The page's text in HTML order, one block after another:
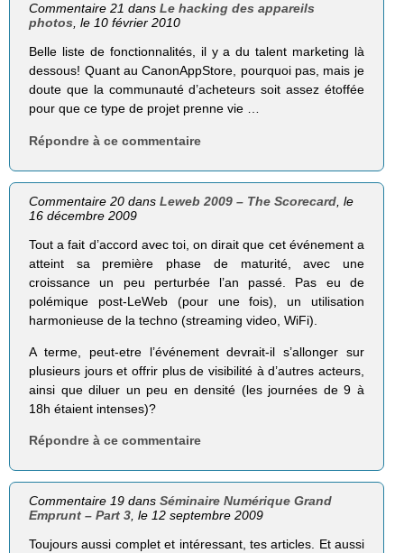
Commentaire 21 dansLe hacking des appareils
photos, le 10 février 2010
Belle liste de fonctionnalités, il y a du talent marketing là
dessous! Quant au CanonAppStore, pourquoi pas, mais je
doute que la communauté d’acheteurs soit assez étoffée
pour que ce type de projet prenne vie …
Répondre à ce commentaire
Commentaire 20 dansLeweb 2009 – The Scorecard , le
16 décembre 2009
Tout a fait d’accord avec toi, on dirait que cet événement a
atteint sa première phase de maturité, avec une
croissance un peu perturbée l’an passé. Pas eu de
polémique post-LeWeb (pour une fois), un utilisation
harmonieuse de la techno (streaming video, WiFi).
A terme, peut-etre l’événement devrait-il s’allonger sur
plusieurs jours et offrir plus de visibilité à d’autres acteurs,
ainsi que diluer un peu en densité (les journées de 9 à
18h étaient intenses)?
Répondre à ce commentaire
Commentaire 19 dansSéminaire Numérique Grand
Emprunt – Part 3 , le 12 septembre 2009
Toujours aussi complet et intéressant, tes articles. Et aussi